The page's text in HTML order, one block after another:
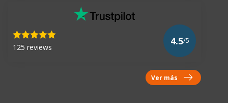
125 reviews
4.5/5
Ver más